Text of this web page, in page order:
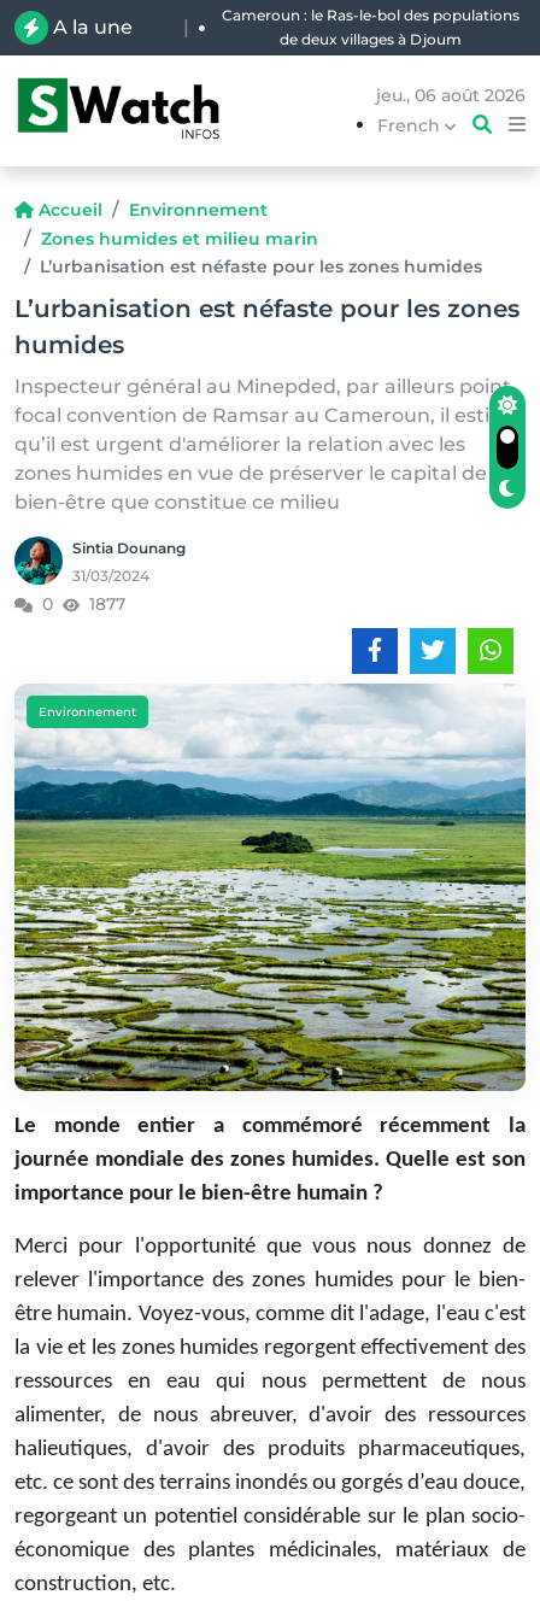
A la une |
Forêt : Permis politiques, clientélisme et
artisanale du bois d’œuvre en RDC ?
jeu., 06 août 2026
French
Accueil
Environnement
Zones humides et milieu marin
L’urbanisation est néfaste pour les zones humides
L’urbanisation est néfaste pour les zones
humides
Inspecteur général au Minepded, par ailleurs point
focal convention de Ramsar au Cameroun, il estime
qu’il est urgent d'améliorer la relation avec les
zones humides en vue de préserver le capital de
bien-être que constitue ce milieu
Sintia Dounang
31/03/2024
0 1877
Environnement
Le monde entier a commémoré récemment la
journée mondiale des zones humides. Quelle est son
importance pour le bien-être humain ?
Merci pour l'opportunité que vous nous donnez de
relever l'importance des zones humides pour le bien-
être humain. Voyez-vous, comme dit l'adage, l'eau c'est
la vie et les zones humides regorgent effectivement des
ressources en eau qui nous permettent de nous
alimenter, de nous abreuver, d'avoir des ressources
halieutiques, d'avoir des produits pharmaceutiques,
etc. ce sont des terrains inondés ou gorgés d’eau douce,
regorgeant un potentiel considérable sur le plan socio-
économique des plantes médicinales, matériaux de
construction, etc.